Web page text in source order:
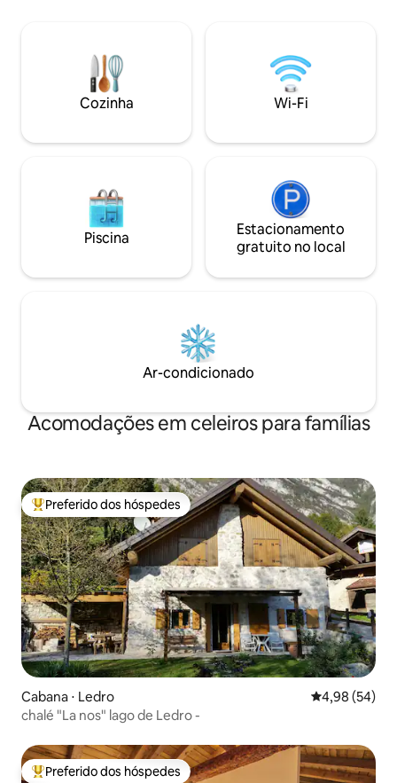
Animais de estimação mais do que bem-
vindos! Entrada independente, ar-
condicionado, TV via satélite e Wi-Fi
disponíveis gratuitamente. Maravilhoso
vista de Asolo e Monte Grappa. "DO
Castelfranco Veneto e Marostica. 1 hora
de carro ou trem para Veneza, Treviso,
Padova e Vicenza. 2 campos de golfe
importantes em 10-15 minutos;
bicicleta nas colinas "Prosecco". 10
caminhada nórdica e experimentar o
emocionante parapente! muito perto de
vilas palladianas e do Museu Gipsoteca
de Antonio Canova. falando italiano,
muito dialeto local... atitude verde,
usamos energia renovável!!!
independente
bolonhês, a
andar e o
segundo e último
Cozinha Wi-Fi
Piscina
Estacionamento
gratuito no local
Ar-condicionado
Acomodações em celeiros para famílias
Entre os melhores preferidos dos hóspedes
Preferido dos hóspedes
Cabana ⋅ Ledro 4,98 de uma
4,98 (54)
chalé "La nos" lago de Ledro -
Entre os melhores preferidos dos hóspedes
Preferido dos hóspedes